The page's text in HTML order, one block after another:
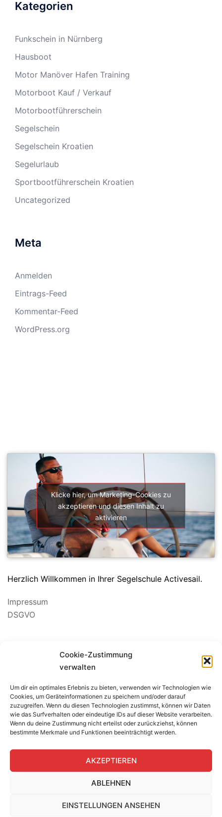
Cookie-Zustimmung
verwalten
Um dir ein optimales Erlebnis zu bieten, verwenden wir Technologien wie
Cookies, um Geräteinformationen zu speichern und/oder darauf
zuzugreifen. Wenn du diesen Technologien zustimmst, können wir Daten
wie das Surfverhalten oder eindeutige IDs auf dieser Website verarbeiten.
Wenn du deine Zustimmung nicht erteilst oder zurückziehst, können
bestimmte Merkmale und Funktionen beeinträchtigt werden.
AKZEPTIEREN
ABLEHNEN
EINSTELLUNGEN ANSEHEN
Kategorien
Funkschein in Nürnberg
Hausboot
Motor Manöver Hafen Training
Motorboot Kauf / Verkauf
Motorbootführerschein
Segelschein
Segelschein Kroatien
Segelurlaub
Sportbootführerschein Kroatien
Uncategorized
Meta
Anmelden
Eintrags-Feed
Kommentar-Feed
WordPress.org
Klicke hier, um Marketing-Cookies zu
akzeptieren und diesen Inhalt zu
aktivieren
Herzlich Willkommen in Ihrer Segelschule Activesail.
Impressum
DSGVO
BEWERTUNG SEGELSCHULE